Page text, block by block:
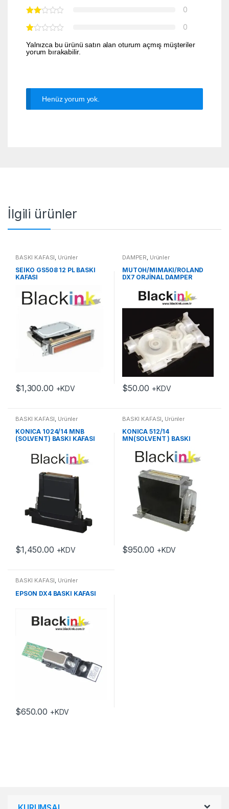
0
0
Yalnızca bu ürünü satın alan oturum açmış müşteriler
yorum bırakabilir.
Henüz yorum yok.
İlgili ürünler
BASKI KAFASI Ürünler
SEIKO GS508 12 PL BASKI
KAFASI
$1,300.00 +KDV
DAMPER Ürünler
MUTOH/MIMAKI/ROLAND
DX7 ORJİNAL DAMPER
$50.00 +KDV
BASKI KAFASI, Ürünler
KONICA 1024/14 MNB
(SOLVENT) BASKI KAFASI
$1,450.00 +KDV
BASKI KAFASI, Ürünler
KONICA 512/14
MN(SOLVENT ) BASKI
$950.00 +KDV
BASKI KAFASI, Ürünler
EPSON DX4 BASKI KAFASI
$650.00 +KDV